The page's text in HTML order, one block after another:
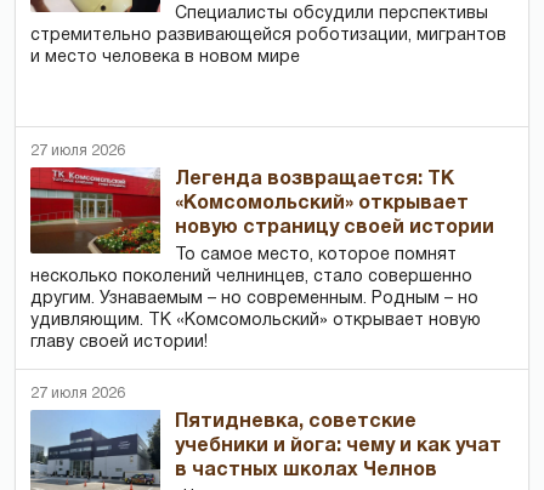
Специалисты обсудили перспективы
стремительно развивающейся роботизации, мигрантов
и место человека в новом мире
27 июля 2026
Легенда возвращается: ТК
«Комсомольский» открывает
новую страницу своей истории
То самое место, которое помнят
несколько поколений челнинцев, стало совершенно
другим. Узнаваемым – но современным. Родным – но
удивляющим. ТК «Комсомольский» открывает новую
главу своей истории!
27 июля 2026
Пятидневка, советские
учебники и йога: чему и как учат
в частных школах Челнов